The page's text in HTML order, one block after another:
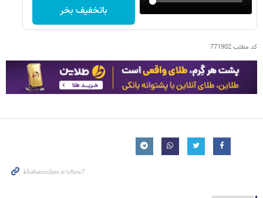
باتخفیف بخر
کد مطلب771902